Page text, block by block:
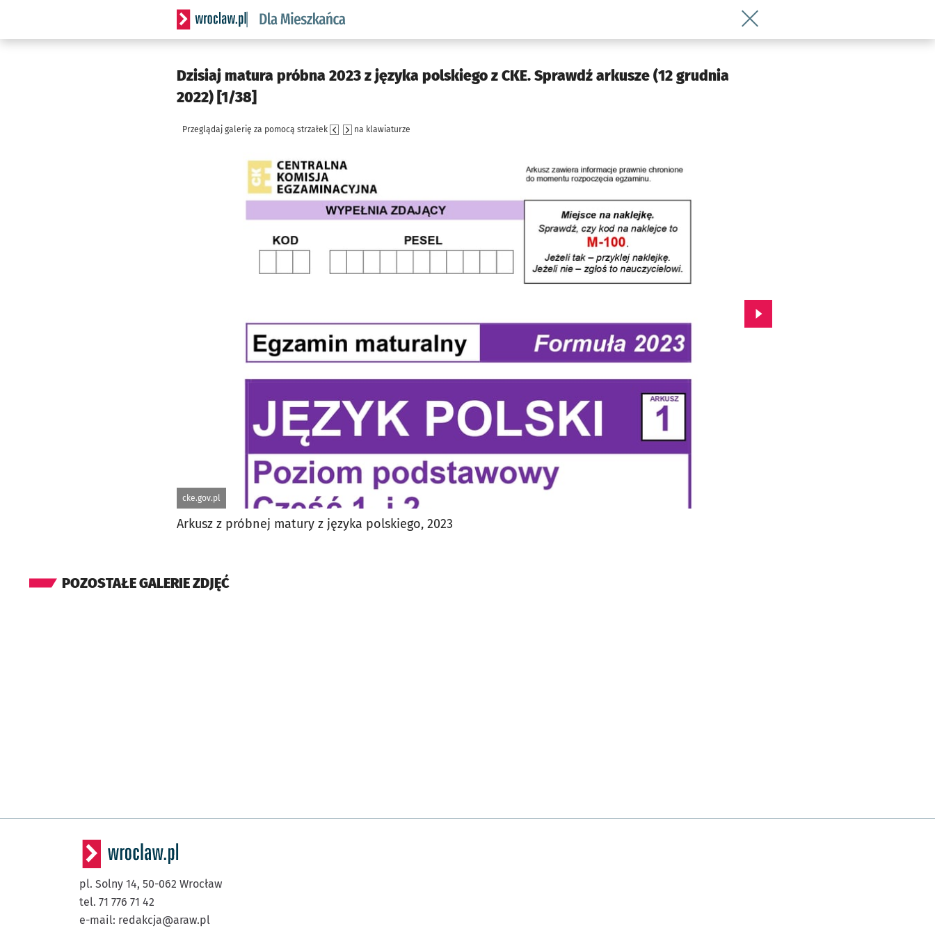
Serwis informacyjny wroclaw.pl podserwis: Dla mieszkańca
Wróć do artykułu Dzisiaj matura
Dzisiaj matura próbna 2023 z języka polskiego z CKE. Sprawdź arkusze (12 grudnia
2022) [1/38]
cke.gov.pl
Przeglądaj galerię za pomocą strzałek na klawiaturze
Przejdź do kolejnego zdjęcia.
Arkusz z próbnej matury z języka polskiego, 2023
POZOSTAŁE GALERIE ZDJĘĆ
pl. Solny 14, 50-062 Wrocław
tel. 71 776 71 42
e-mail: redakcja@araw.pl